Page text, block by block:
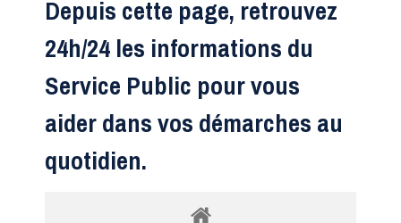
Depuis cette page, retrouvez
24h/24 les informations du
Service Public pour vous
aider dans vos démarches au
quotidien.